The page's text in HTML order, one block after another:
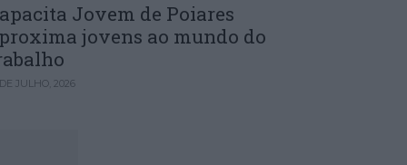
Jovem de Poiares
jovens ao mundo do
JULHO, 2026